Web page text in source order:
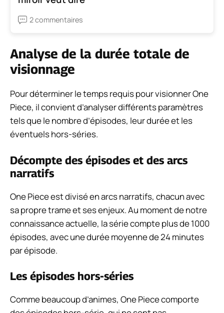
2 commentaires
Analyse de la durée totale de
visionnage
Pour déterminer le temps requis pour visionner One
Piece, il convient d’analyser différents paramètres
tels que le nombre d’épisodes, leur durée et les
éventuels hors-séries.
Décompte des épisodes et des arcs
narratifs
One Piece est divisé en arcs narratifs, chacun avec
sa propre trame et ses enjeux. Au moment de notre
connaissance actuelle, la série compte plus de 1000
épisodes, avec une durée moyenne de 24 minutes
par épisode.
Les épisodes hors-séries
Comme beaucoup d’animes, One Piece comporte